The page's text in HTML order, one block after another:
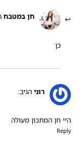
חן במטבח
כן
רוני הגיב:
היי חן המתכון מעולה
Reply